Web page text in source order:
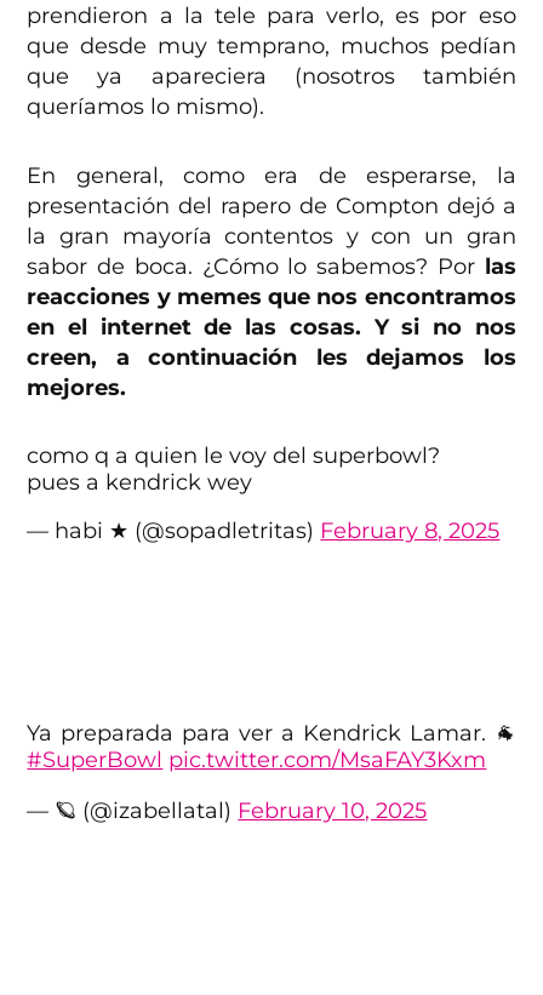
prendieron a la tele para verlo, es por eso
que desde muy temprano, muchos pedían
que ya apareciera (nosotros también
queríamos lo mismo).
En general, como era de esperarse, la
presentación del rapero de Compton dejó a
la gran mayoría contentos y con un gran
sabor de boca. ¿Cómo lo sabemos? Por las
reacciones y memes que nos encontramos
en el internet de las cosas. Y si no nos
creen, a continuación les dejamos los
mejores.
como q a quien le voy del superbowl?
pues a kendrick wey
— habi ★ (@sopadletritas) February 8, 2025
Ya preparada para ver a Kendrick Lamar. 🐐
#SuperBowl pic.twitter.com/MsaFAY3Kxm
— 🪐 (@izabellatal) February 10, 2025